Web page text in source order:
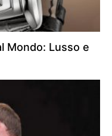
Mondo: Lusso e